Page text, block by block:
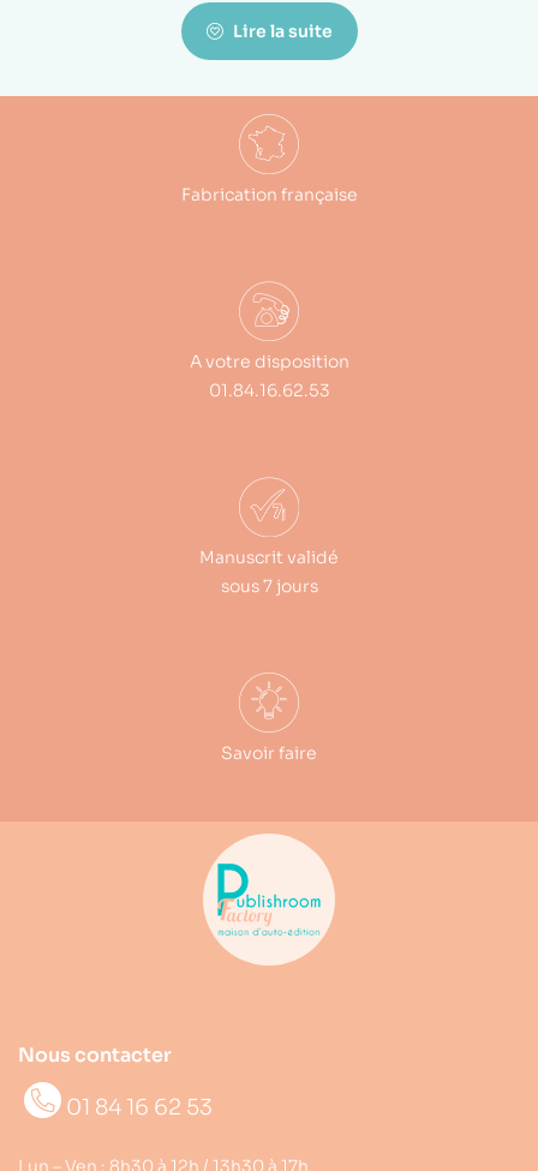
Lire la suite
Fabrication française
A votre disposition
01.84.16.62.53
Manuscrit validé
sous 7 jours
Savoir faire
Nous contacter
01 84 16 62 53
Lun – Ven : 8h30 à 12h / 13h30 à 17h